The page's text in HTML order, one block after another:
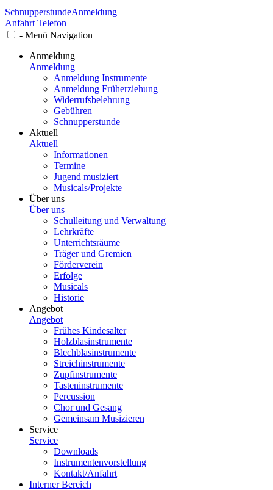
SchnupperstundeAnmeldung
Anfahrt Telefon
- Menü Navigation
Anmeldung
Anmeldung
Anmeldung Instrumente
Anmeldung Früherziehung
Widerrufsbelehrung
Gebühren
Schnupperstunde
Aktuell
Aktuell
Informationen
Termine
Jugend musiziert
Musicals/Projekte
Über uns
Über uns
Schulleitung und Verwaltung
Lehrkräfte
Unterrichtsräume
Träger und Gremien
Förderverein
Erfolge
Musicals
Historie
Angebot
Angebot
Frühes Kindesalter
Holzblasinstrumente
Blechblasinstrumente
Streichinstrumente
Zupfinstrumente
Tasteninstrumente
Percussion
Chor und Gesang
Gemeinsam Musizieren
Service
Service
Downloads
Instrumentenvorstellung
Kontakt/Anfahrt
Interner Bereich